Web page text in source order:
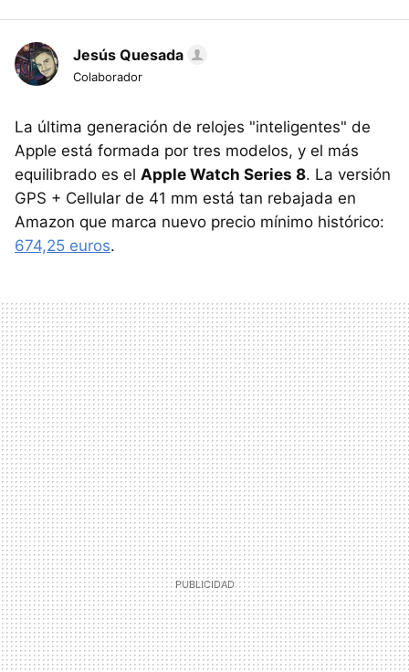
Jesús Quesada
Colaborador
La última generación de relojes "inteligentes" de
Apple está formada por tres modelos, y el más
equilibrado es el Apple Watch Series 8. La versión
GPS + Cellular de 41 mm está tan rebajada en
Amazon que marca nuevo precio mínimo histórico:
674,25 euros.